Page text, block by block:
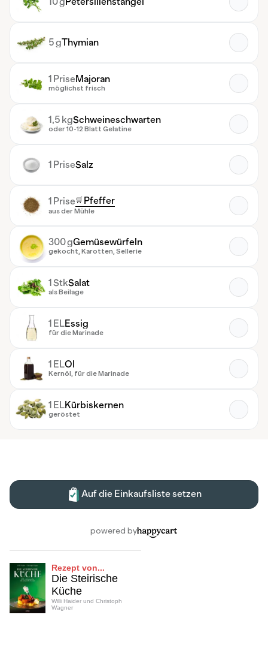
Rezept von...
Die Steirische
Küche
Willi Haider und Christoph
Wagner